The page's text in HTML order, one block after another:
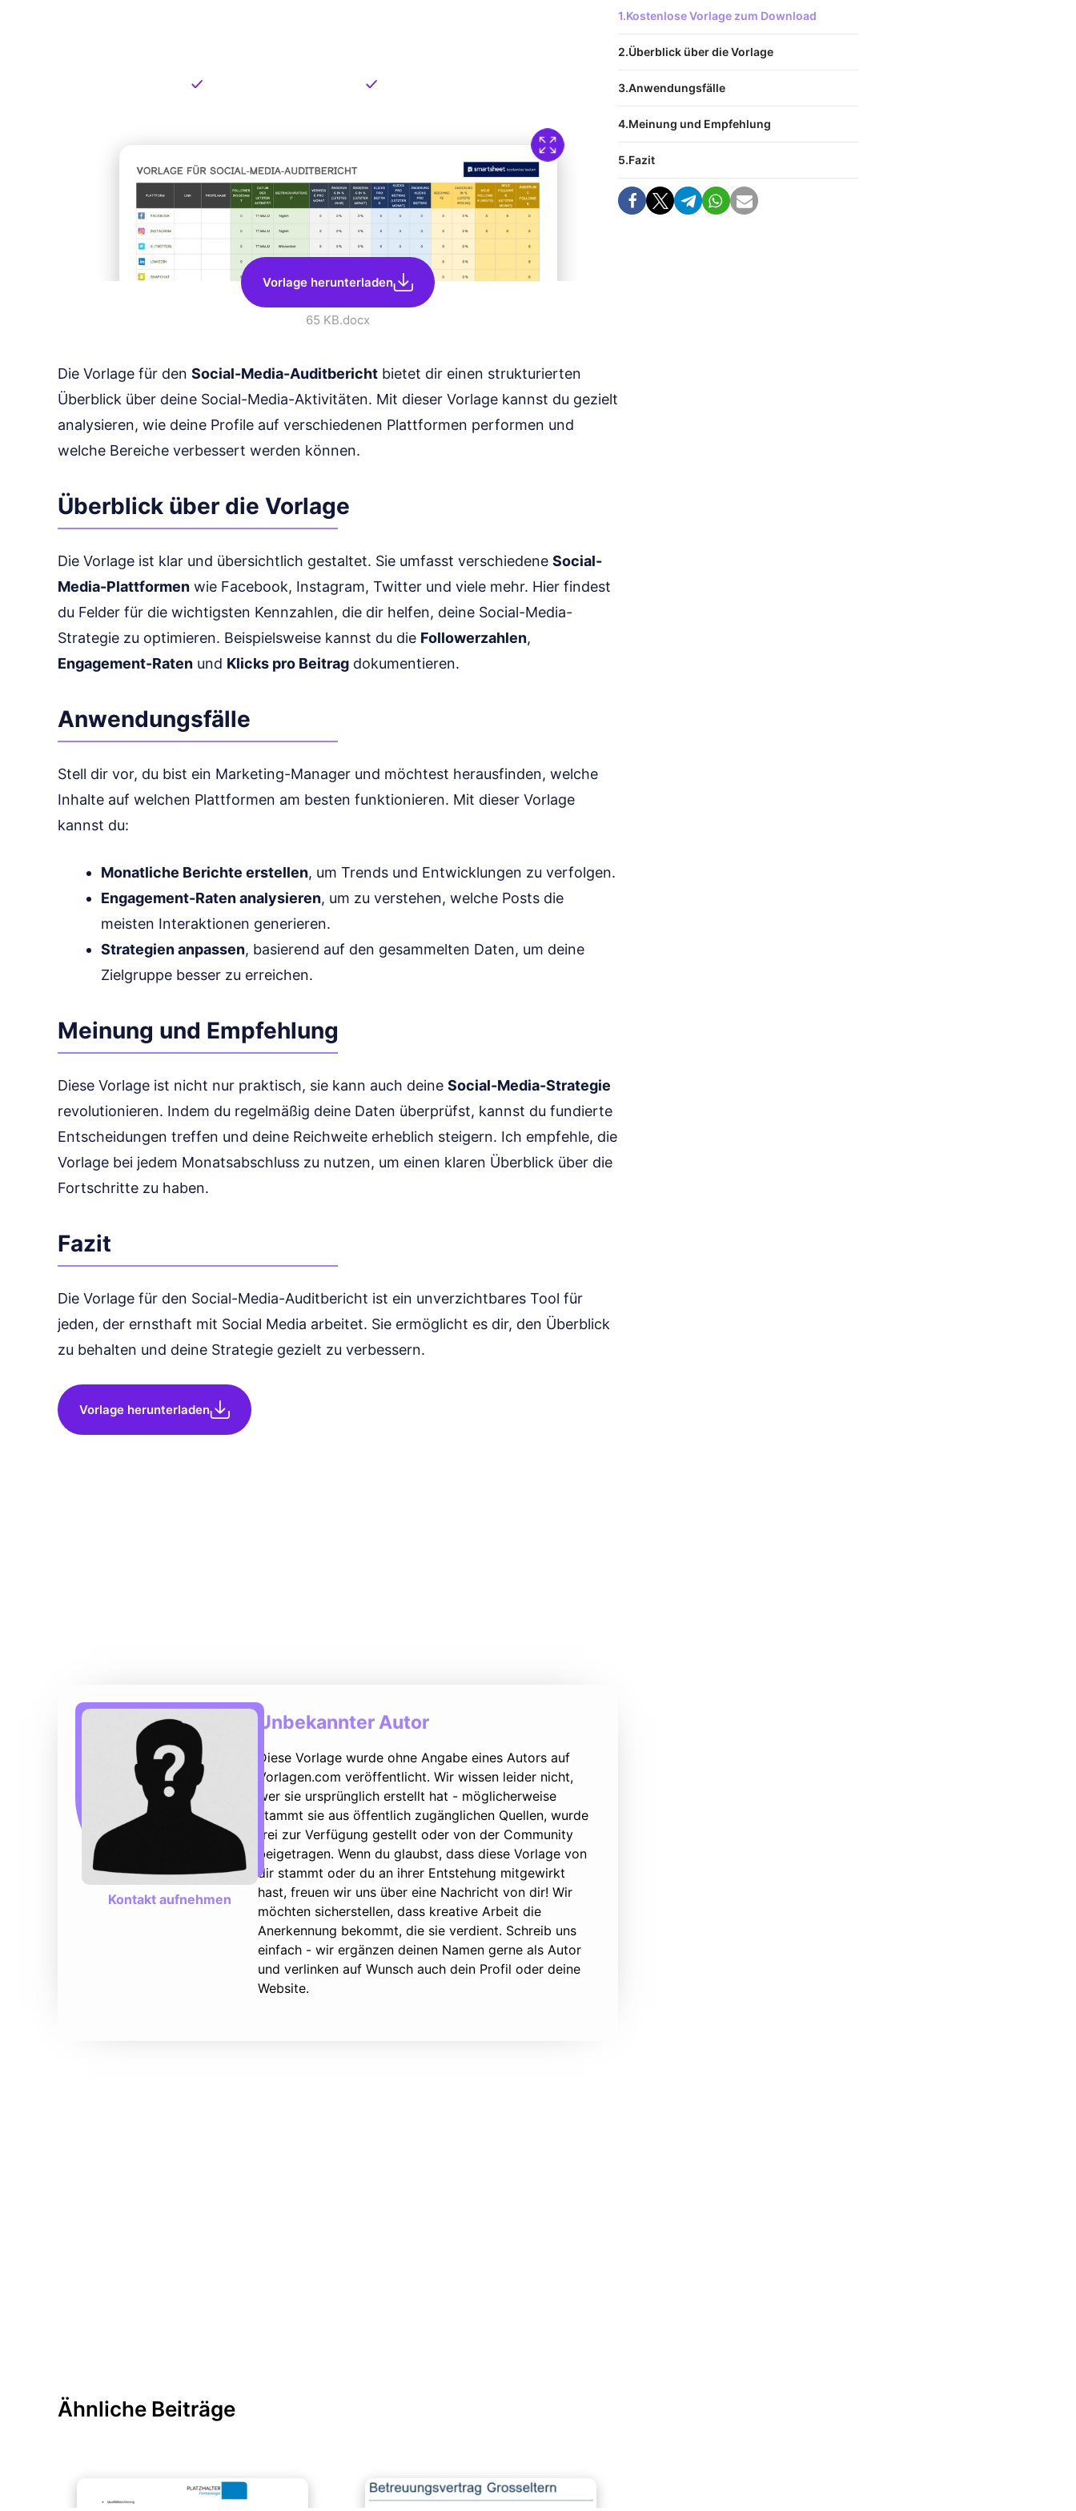
Vorlage herunterladen
65 KB.docx
Die Vorlage für den Social-Media-Auditbericht bietet dir einen strukturierten
Überblick über deine Social-Media-Aktivitäten. Mit dieser Vorlage kannst du gezielt
analysieren, wie deine Profile auf verschiedenen Plattformen performen und
welche Bereiche verbessert werden können.
Überblick über die Vorlage
Die Vorlage ist klar und übersichtlich gestaltet. Sie umfasst verschiedene Social-
Media-Plattformen wie Facebook, Instagram, Twitter und viele mehr. Hier findest
du Felder für die wichtigsten Kennzahlen, die dir helfen, deine Social-Media-
Strategie zu optimieren. Beispielsweise kannst du die Followerzahlen,
Engagement-Raten und Klicks pro Beitrag dokumentieren.
Anwendungsfälle
Stell dir vor, du bist ein Marketing-Manager und möchtest herausfinden, welche
Inhalte auf welchen Plattformen am besten funktionieren. Mit dieser Vorlage
kannst du:
Monatliche Berichte erstellen, um Trends und Entwicklungen zu verfolgen.
Engagement-Raten analysieren, um zu verstehen, welche Posts die
meisten Interaktionen generieren.
Strategien anpassen, basierend auf den gesammelten Daten, um deine
Zielgruppe besser zu erreichen.
Meinung und Empfehlung
Diese Vorlage ist nicht nur praktisch, sie kann auch deine Social-Media-Strategie
revolutionieren. Indem du regelmäßig deine Daten überprüfst, kannst du fundierte
Entscheidungen treffen und deine Reichweite erheblich steigern. Ich empfehle, die
Vorlage bei jedem Monatsabschluss zu nutzen, um einen klaren Überblick über die
Fortschritte zu haben.
Fazit
Die Vorlage für den Social-Media-Auditbericht ist ein unverzichtbares Tool für
jeden, der ernsthaft mit Social Media arbeitet. Sie ermöglicht es dir, den Überblick
zu behalten und deine Strategie gezielt zu verbessern.
Vorlage herunterladen
Kontakt aufnehmen
Unbekannter Autor
Diese Vorlage wurde ohne Angabe eines Autors auf
Vorlagen.com veröffentlicht. Wir wissen leider nicht,
wer sie ursprünglich erstellt hat - möglicherweise
stammt sie aus öffentlich zugänglichen Quellen, wurde
frei zur Verfügung gestellt oder von der Community
beigetragen. Wenn du glaubst, dass diese Vorlage von
dir stammt oder du an ihrer Entstehung mitgewirkt
hast, freuen wir uns über eine Nachricht von dir! Wir
möchten sicherstellen, dass kreative Arbeit die
Anerkennung bekommt, die sie verdient. Schreib uns
einfach - wir ergänzen deinen Namen gerne als Autor
und verlinken auf Wunsch auch dein Profil oder deine
Website.
Ähnliche Beiträge
Kostenlose Vorlage zum Download
Überblick über die Vorlage
Anwendungsfälle
Meinung und Empfehlung
Fazit